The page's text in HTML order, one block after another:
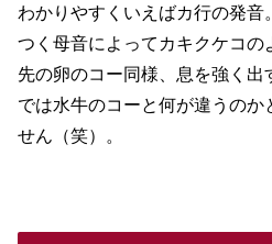
わかりやすくいえばカ行の発音。
つく母音によってカキクケコの
先の卵のコー同様、息を強く出
では水牛のコーと何が違うのか
せん（笑）。